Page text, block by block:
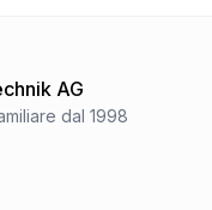
AG
dal 1998
Play Store